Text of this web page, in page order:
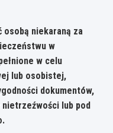
osobą niekaraną za
w
w celu
lub osobistej,
dokumentów,
lub pod